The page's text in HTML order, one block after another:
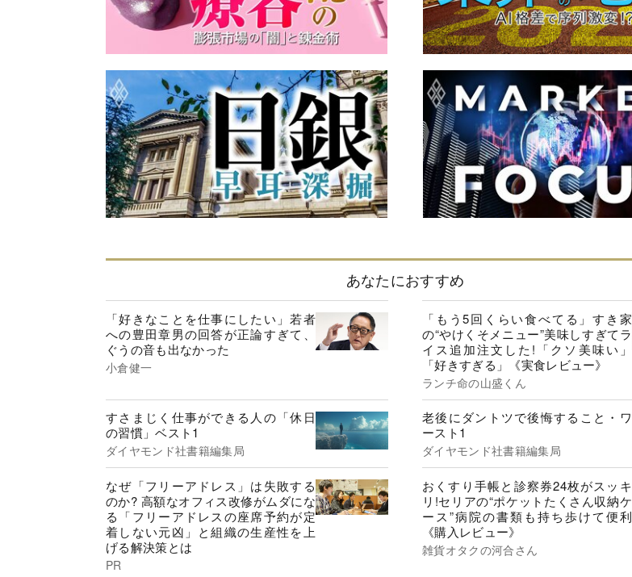
あなたにおすすめ
「好きなことを仕事にしたい」若者
への豊田章男の回答が正論すぎて、
ぐうの音も出なかった
小倉健一
「もう5回くらい食べてる」すき家
の“やけくそメニュー”美味しすぎてラ
イス追加注文した!「クソ美味い」
「好きすぎる」《実食レビュー》
ランチ命の山盛くん
すさまじく仕事ができる人の「休日
の習慣」ベスト1
ダイヤモンド社書籍編集局
老後にダントツで後悔すること・ワ
ースト1
ダイヤモンド社書籍編集局
なぜ「フリーアドレス」は失敗する
のか? 高額なオフィス改修がムダにな
る「フリーアドレスの座席予約が定
着しない元凶」と組織の生産性を上
げる解決策とは
PR
おくすり手帳と診察券24枚がスッキ
リ!セリアの“ポケットたくさん収納ケ
ース”病院の書類も持ち歩けて便利
《購入レビュー》
雑貨オタクの河合さん